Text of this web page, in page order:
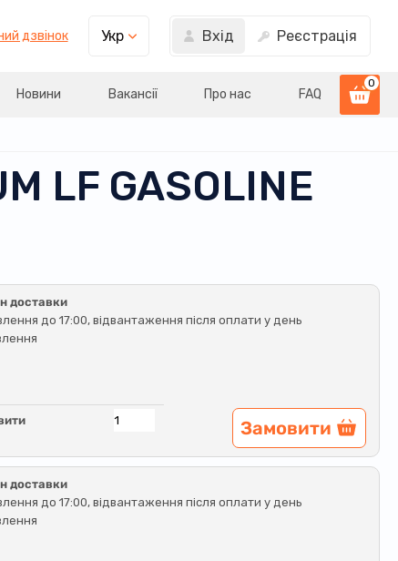
дзвінок Укр Вхід Реєстрація
Новини Вакансії Про нас FAQ
0
LF GASOLINE
доставки
до 17:00, відвантаження після оплати у день
Замовити
доставки
до 17:00, відвантаження після оплати у день